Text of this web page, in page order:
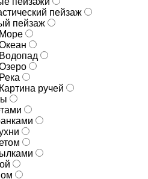
пейзаж
пейзаж
Море
Водопад
Река
Картина ручей